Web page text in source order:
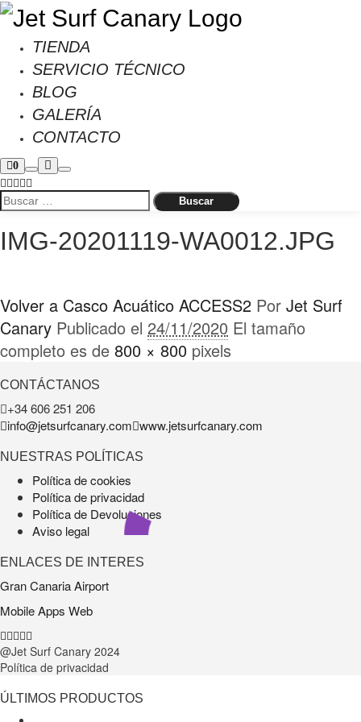
TIENDA
SERVICIO TÉCNICO
BLOG
GALERÍA
CONTACTO
0
IMG-20201119-WA0012.JPG
Volver a Casco Acuático ACCESS2 Por Jet Surf
Canary Publicado el 24/11/2020 El tamaño
completo es de 800 × 800 pixels
CONTÁCTANOS
+34 606 251 206
info@jetsurfcanary.com www.jetsurfcanary.com
NUESTRAS POLÍTICAS
Política de cookies
Política de privacidad
Política de Devoluciones
Aviso legal
ENLACES DE INTERES
Gran Canaria Airport
Mobile Apps Web
@Jet Surf Canary 2024
Política de privacidad
ÚLTIMOS PRODUCTOS